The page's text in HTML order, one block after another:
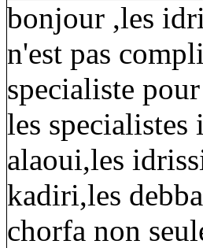
bonjour ,les
n'est pas
specialiste
les specialistes
alaoui,les
kadiri,les
chorfa non